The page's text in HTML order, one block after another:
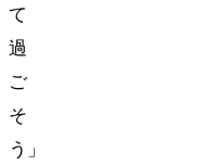
て
過
ご
そ
う…」